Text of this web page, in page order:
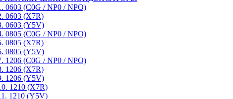
0603 (C0G / NP0 / NPO)
0603 (X7R)
0603 (Y5V)
0805 (C0G / NP0 / NPO)
0805 (X7R)
0805 (Y5V)
1206 (C0G / NP0 / NPO)
1206 (X7R)
1206 (Y5V)
1210 (X7R)
1210 (Y5V)